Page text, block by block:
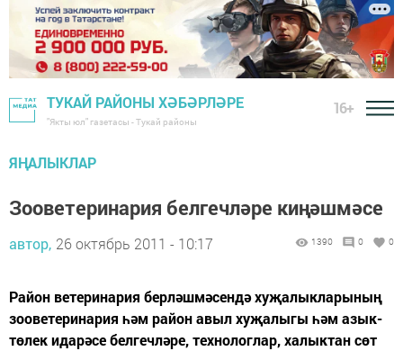
ТУКАЙ РАЙОНЫ ХӘБӘРЛӘРЕ
"Якты юл" газетасы - Тукай районы
16+
ЯҢАЛЫКЛАР
Зооветеринария белгечләре киңәшмәсе
автор, 26 октябрь 2011 - 10:17 1390 0 0
Район ветеринария берләшмәсендә хуҗалыкларының
зооветеринария һәм район авыл хуҗалыгы һәм азык-
төлек идарәсе белгечләре, технологлар, халыктан сөт